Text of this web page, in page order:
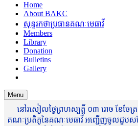
Home
About BAKC
សុន្ទរកថាប្រធានគណៈមេធាវី
Members
Library
Donation
Bulletins
Gallery
Menu
នៅរសៀលថ្ងៃព្រហស្បត្តិ៍ ០៣ រោច ខែចែត្រ
គណៈប្រតិភូនៃគណៈមេធាវី អញ្ជើញចូលជួបសម្ត